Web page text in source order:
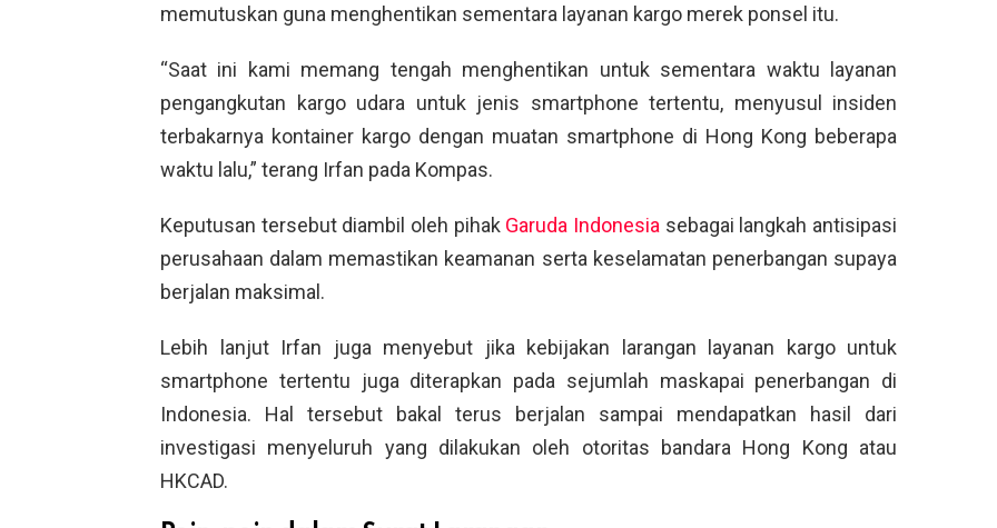
memutuskan guna menghentikan sementara layanan kargo merek ponsel itu.
“Saat ini kami memang tengah menghentikan untuk sementara waktu layanan
pengangkutan kargo udara untuk jenis smartphone tertentu, menyusul insiden
terbakarnya kontainer kargo dengan muatan smartphone di Hong Kong beberapa
waktu lalu,” terang Irfan pada Kompas.
Keputusan tersebut diambil oleh pihak Garuda Indonesia sebagai langkah antisipasi
perusahaan dalam memastikan keamanan serta keselamatan penerbangan supaya
berjalan maksimal.
Lebih lanjut Irfan juga menyebut jika kebijakan larangan layanan kargo untuk
smartphone tertentu juga diterapkan pada sejumlah maskapai penerbangan di
Indonesia. Hal tersebut bakal terus berjalan sampai mendapatkan hasil dari
investigasi menyeluruh yang dilakukan oleh otoritas bandara Hong Kong atau
HKCAD.